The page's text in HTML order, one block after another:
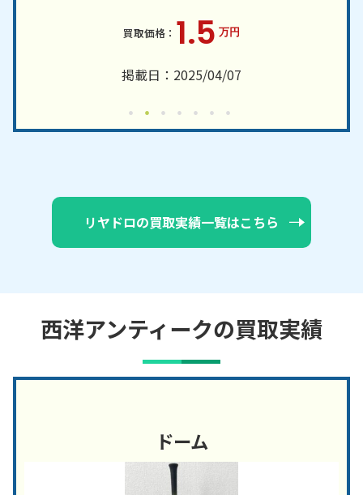
1.5 万円
掲載日：2025/04/07
リヤドロの買取実績一覧はこちら
西洋アンティークの買取実績
ドーム